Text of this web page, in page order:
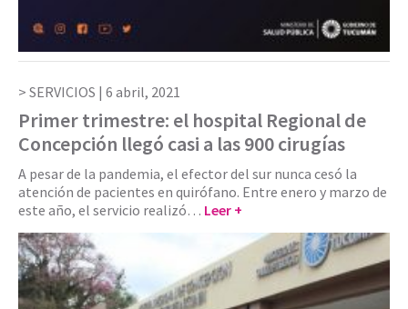
SERVICIOS | 6 abril, 2021
Primer trimestre: el hospital Regional de
Concepción llegó casi a las 900 cirugías
A pesar de la pandemia, el efector del sur nunca cesó la
atención de pacientes en quirófano. Entre enero y marzo de
este año, el servicio realizó… Leer +